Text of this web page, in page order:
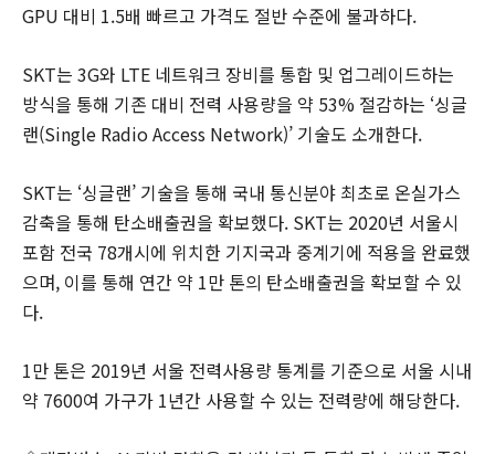
GPU 대비 1.5배 빠르고 가격도 절반 수준에 불과하다.
SKT는 3G와 LTE 네트워크 장비를 통합 및 업그레이드하는
방식을 통해 기존 대비 전력 사용량을 약 53% 절감하는 ‘싱글
랜(Single Radio Access Network)’ 기술도 소개한다.
SKT는 ‘싱글랜’ 기술을 통해 국내 통신분야 최초로 온실가스
감축을 통해 탄소배출권을 확보했다. SKT는 2020년 서울시
포함 전국 78개시에 위치한 기지국과 중계기에 적용을 완료했
으며, 이를 통해 연간 약 1만 톤의 탄소배출권을 확보할 수 있
다.
1만 톤은 2019년 서울 전력사용량 통계를 기준으로 서울 시내
약 7600여 가구가 1년간 사용할 수 있는 전력량에 해당한다.